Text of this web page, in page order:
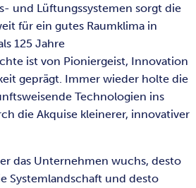
und Lüftungssystemen sorgt die
für ein gutes Raumklima in
125 Jahre
ist von Pioniergeist, Innovation
geprägt. Immer wieder holte die
Technologien ins
die Akquise kleinerer, innovativer
das Unternehmen wuchs, desto
Systemlandschaft und desto